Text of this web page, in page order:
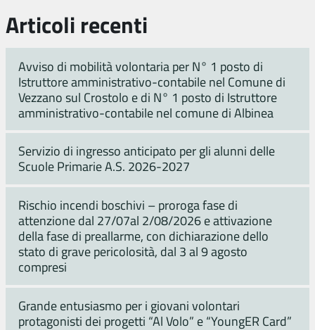
Articoli recenti
Avviso di mobilità volontaria per N° 1 posto di
Istruttore amministrativo-contabile nel Comune di
Vezzano sul Crostolo e di N° 1 posto di Istruttore
amministrativo-contabile nel comune di Albinea
Servizio di ingresso anticipato per gli alunni delle
Scuole Primarie A.S. 2026-2027
Rischio incendi boschivi – proroga fase di
attenzione dal 27/07al 2/08/2026 e attivazione
della fase di preallarme, con dichiarazione dello
stato di grave pericolosità, dal 3 al 9 agosto
compresi
Grande entusiasmo per i giovani volontari
protagonisti dei progetti “Al Volo” e “YoungER Card”